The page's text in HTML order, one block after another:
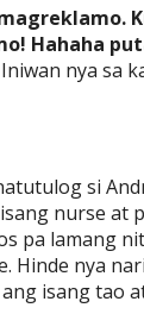
Hahaha
nya sa
si
nurse at
pa lamang
Hinde nya
isang tao